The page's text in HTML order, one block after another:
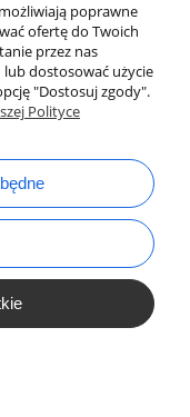
poprawne
ofertę do Twoich
przez nas
dostosować użycie
"Dostosuj zgody".
Polityce